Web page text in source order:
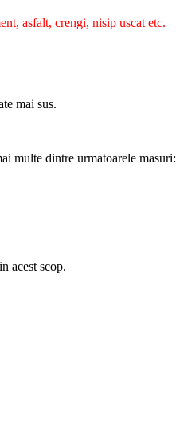
asfalt, crengi, nisip uscat etc.
mai sus.
multe dintre urmatoarele masuri:
acest scop.